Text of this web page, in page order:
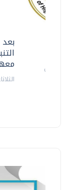
الثلاثاء، 04 اغسطس